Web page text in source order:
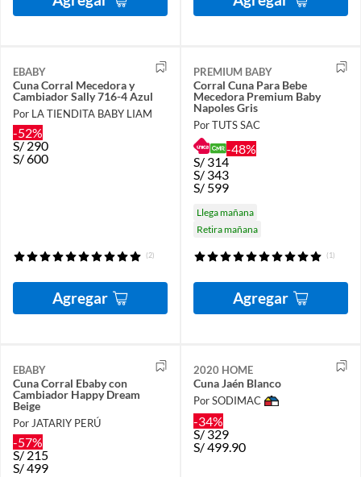
EBABY
Cuna Corral Mecedora y
Cambiador Sally 716-4 Azul
Por LA TIENDITA BABY LIAM
-52%
S/290
S/600
(2)
Agregar
PREMIUM BABY
Corral Cuna Para Bebe
Mecedora Premium Baby
Napoles Gris
Por TUTS SAC
-48%
S/ 314
S/ 343
S/ 599
Llega mañana
Retira mañana
(1)
Agregar
EBABY
Cuna Corral Ebaby con
Cambiador Happy Dream
Beige
Por JATARIY PERÚ
-57%
S/ 215
S/499
2020 HOME
Cuna Jaén Blanco
Por SODIMAC
-34%
S/329
S/499.90